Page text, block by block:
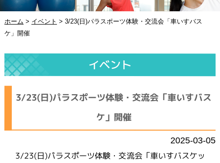
ホーム > イベント > 3/23(日)パラスポーツ体験・交流会「車いすバス
ケ」開催
イベント
3/23(日)パラスポーツ体験・交流会「車いすバス
ケ」開催
2025-03-05
3/23(日)パラスポーツ体験・交流会「車いすバスケッ